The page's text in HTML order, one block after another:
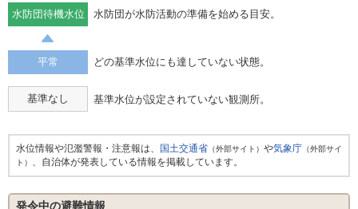
水防団待機水位 水防団が水防活動の準備を始める目安。
平常 どの基準水位にも達していない状態。
基準なし 基準水位が設定されていない観測所。
水位情報や氾濫警報・注意報は、 国土交通省 （外部サイト） や気象庁 （外部サイ
ト） 、自治体が発表している情報を掲載しています。
発令中の避難情報